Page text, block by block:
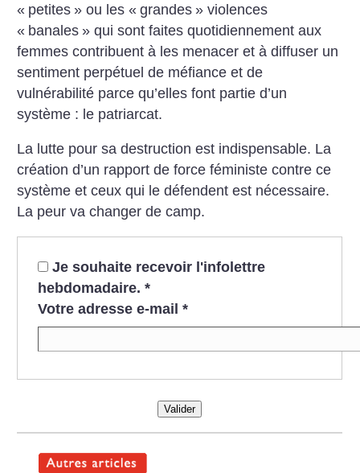
« petites » ou les « grandes » violences
« banales » qui sont faites quotidiennement aux
femmes contribuent à les menacer et à diffuser un
sentiment perpétuel de méfiance et de
vulnérabilité parce qu’elles font partie d’un
système : le patriarcat.
La lutte pour sa destruction est indispensable. La
création d’un rapport de force féministe contre ce
système et ceux qui le défendent est nécessaire.
La peur va changer de camp.
Je souhaite recevoir l'infolettre
hebdomadaire. *
Votre adresse e-mail *
Valider